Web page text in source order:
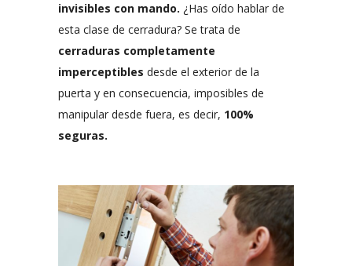
invisibles con mando. ¿Has oído hablar de
esta clase de cerradura? Se trata de
cerraduras completamente
imperceptibles desde el exterior de la
puerta y en consecuencia, imposibles de
manipular desde fuera, es decir, 100%
seguras.